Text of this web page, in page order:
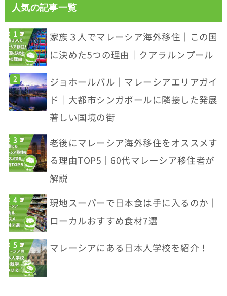
人気の記事一覧
家族３人でマレーシア海外移住｜この国
に決めた5つの理由｜クアラルンプール
ジョホールバル｜マレーシアエリアガイ
ド｜大都市シンガポールに隣接した発展
著しい国境の街
老後にマレーシア海外移住をオススメす
る理由TOP5｜60代マレーシア移住者が
解説
現地スーパーで日本食は手に入るのか｜
ローカルおすすめ食材7選
マレーシアにある日本人学校を紹介！